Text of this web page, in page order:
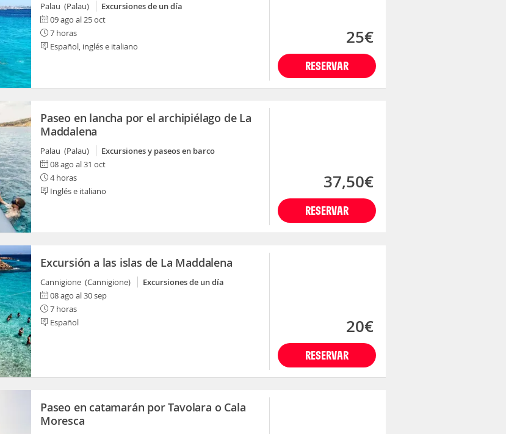
Palau (Palau)
Excursiones de un día
09 ago al 25 oct
7 horas
Español, inglés e italiano
RESERVAR
25€
Paseo en lancha por el archipiélago de La
Maddalena
Palau (Palau)
Excursiones y paseos en barco
08 ago al 31 oct
4 horas
Inglés e italiano
RESERVAR
37,50€
Excursión a las islas de La Maddalena
Cannigione (Cannigione)
Excursiones de un día
08 ago al 30 sep
7 horas
Español
RESERVAR
20€
Paseo en catamarán por Tavolara o Cala
Moresca